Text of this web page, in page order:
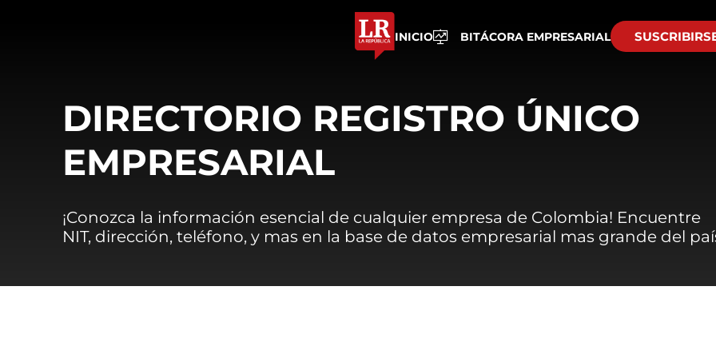
INICIO BITÁCORA EMPRESARIAL
DIRECTORIO REGISTRO ÚNICO
EMPRESARIAL
¡Conozca la información esencial de cualquier empresa de Colombia! Encuentre
NIT, dirección, teléfono, y mas en la base de datos empresarial mas grande del